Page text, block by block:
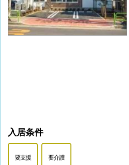
入居条件
要支援 要介護